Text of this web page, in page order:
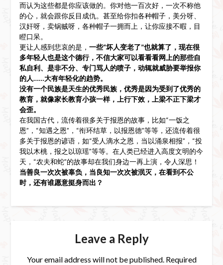
而认为这些都是你应该做的。你对他一百次好，一次不称他
的心，就会跟你反目成仇。甚至给你扣各种帽子，美分呀、
汉奸呀，卖锅贼呀，各种帽子一拥而上，让你应接不暇，目
瞪口呆。
更让人感到悲哀的是， 一些“坏人变老了”也就算了，现在很
多年轻人也是这个德行，不信大家可以看看看网上的那些自
私自利、是非不分、专门骂人的喷子，动辄就威胁要举报你
的人……大有年轻化的趋势。
没有一个民族是天生的优秀民族，优秀是因为受到了优秀的
教育，就像家长教育小孩一样，上行下效，上梁不正下梁才
会歪。
在我国古代，流传着很多关于报恩的故事，比如“一饭之
恩”，“知遇之恩”，“衔环结草，以报恩德”等等，还流传着很
多关于报恩的谚语，如“受人滴水之恩，当以涌泉相报”，“投
我以木桃，报之以琼瑶”等等。在人类已经进入高度文明的今
天，“农夫和蛇”的故事却在我们身边一再上演，令人深思！
当善良一次次被辜负，当良知一次次被泯灭，在看到不公
时，还有谁愿意挺身而出？
Leave a Reply
Your email address will not be published. Required